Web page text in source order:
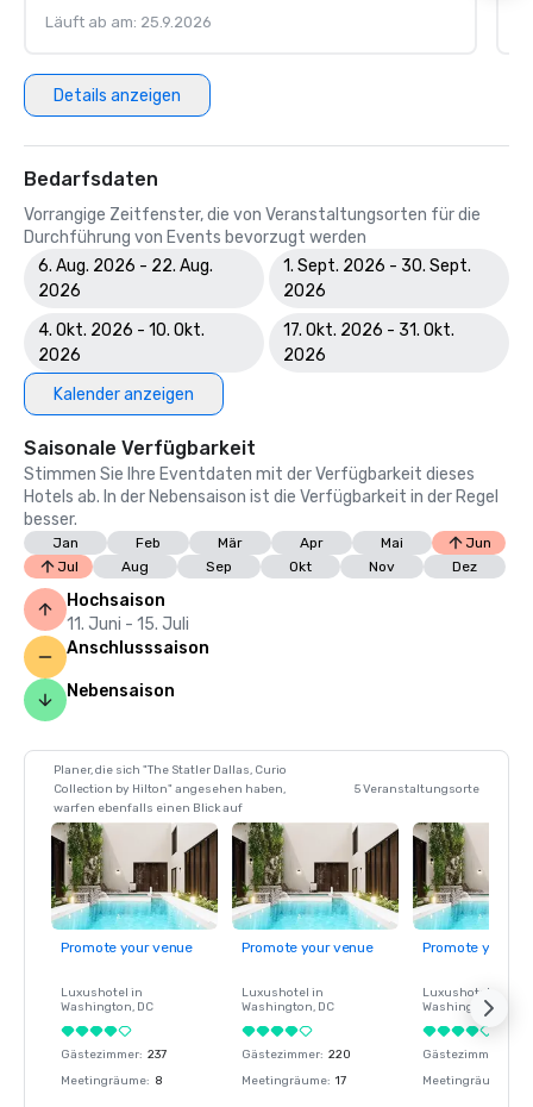
Läuft ab am: 25.9.2026
Details anzeigen
Bedarfsdaten
Vorrangige Zeitfenster, die von Veranstaltungsorten für die
Durchführung von Events bevorzugt werden
6. Aug. 2026 - 22. Aug.
2026
1. Sept. 2026 - 30. Sept.
2026
4. Okt. 2026 - 10. Okt.
2026
17. Okt. 2026 - 31. Okt.
2026
Kalender anzeigen
Saisonale Verfügbarkeit
Stimmen Sie Ihre Eventdaten mit der Verfügbarkeit dieses
Hotels ab. In der Nebensaison ist die Verfügbarkeit in der Regel
besser.
Jan Feb Mär Apr Mai
Jun
Jul
Aug Sep Okt Nov Dez
Hochsaison
11. Juni - 15. Juli
Anschlusssaison
Nebensaison
Planer, die sich "The Statler Dallas, Curio
Collection by Hilton" angesehen haben,
warfen ebenfalls einen Blick auf
5 Veranstaltungsorte
Promote your venue
Luxushotel in
Washington, DC
Gästezimmer: 237
Meetingräume: 8
Promote your venue
Luxushotel in
Washington, DC
Gästezimmer: 220
Meetingräume: 17
Promote your
Luxushotel in
Washington
Gästezimmer
Meetingräume